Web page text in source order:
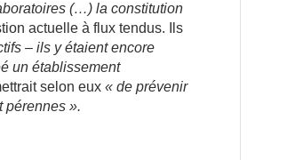
(…) la constitution
actuelle à flux tendus. Ils
– ils y étaient encore
un établissement
selon eux« de prévenir
pérennes ».